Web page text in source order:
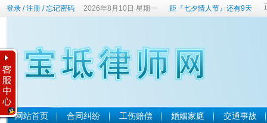
登录/注册/忘记密码 2026年8月10日 星期一 距『七夕情人节』还有9天
网站首页 合同纠纷 工伤赔偿 婚姻家庭 交通事故